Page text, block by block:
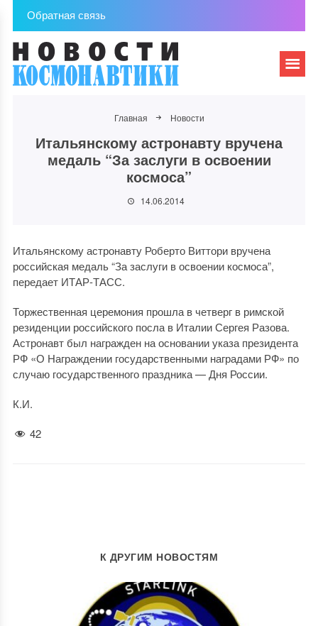
Обратная связь
Главная Новости
Итальянскому астронавту вручена
медаль “За заслуги в освоении
космоса”
14.06.2014
Итальянскому астронавту Роберто Виттори вручена
российская медаль “За заслуги в освоении космоса”,
передает ИТАР-ТАСС.
Торжественная церемония прошла в четверг в римской
резиденции российского посла в Италии Сергея Разова.
Астронавт был награжден на основании указа президента
РФ «О Награждении государственными наградами РФ» по
случаю государственного праздника — Дня России.
К.И.
42
К ДРУГИМ НОВОСТЯМ